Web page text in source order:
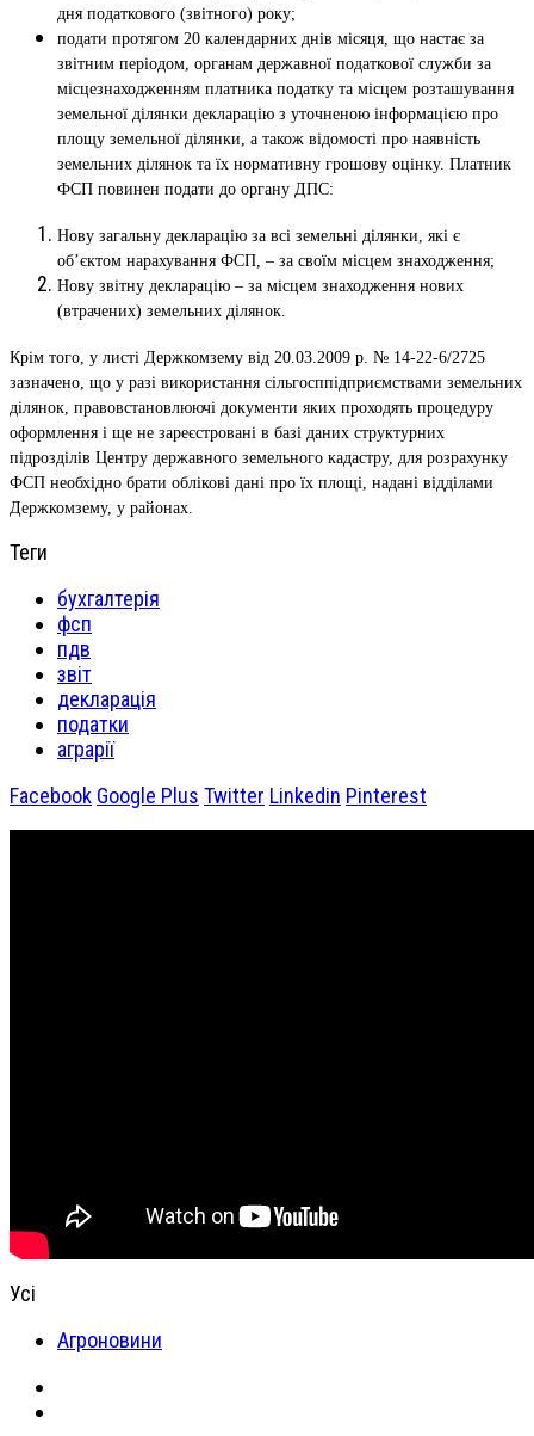
дня податкового (звітного) року;
подати протягом 20 календарних днів місяця, що настає за
звітним періодом, органам державної податкової служби за
місцезнаходженням платника податку та місцем розташування
земельної ділянки декларацію з уточненою інформацією про
площу земельної ділянки, а також відомості про наявність
земельних ділянок та їх нормативну грошову оцінку. Платник
ФСП повинен подати до органу ДПС:
Нову загальну декларацію за всі земельні ділянки, які є
об’єктом нарахування ФСП, – за своїм місцем знаходження;
Нову звітну декларацію – за місцем знаходження нових
(втрачених) земельних ділянок.
Крім того, у листі Держкомзему від 20.03.2009 р. № 14-22-6/2725
зазначено, що у разі використання сільгосппідприємствами земельних
ділянок, правовстановлюючі документи яких проходять процедуру
оформлення і ще не зареєстровані в базі даних структурних
підрозділів Центру державного земельного кадастру, для розрахунку
ФСП необхідно брати облікові дані про їх площі, надані відділами
Держкомзему, у районах.
Теги
бухгалтерія
фсп
пдв
звіт
декларація
податки
аграрії
Facebook Google Plus Twitter Linkedin Pinterest
Усі
Агроновини